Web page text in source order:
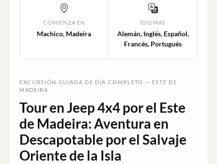
COMIENZA EN
Machico, Madeira
IDIOMAS
Alemán, Inglés, Español,
Francés, Portugués
EXCURSIÓN GUIADA DE DÍA COMPLETO — ESTE DE
MADEIRA
Tour en Jeep 4x4 por el Este
de Madeira: Aventura en
Descapotable por el Salvaje
Oriente de la Isla